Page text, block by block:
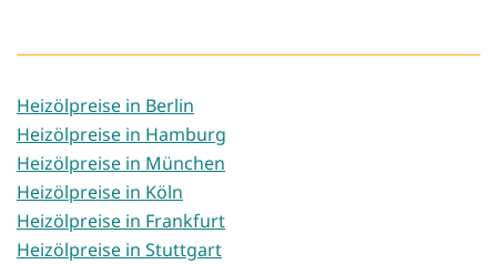
Heizölpreise in Berlin
Heizölpreise in Hamburg
Heizölpreise in München
Heizölpreise in Köln
Heizölpreise in Frankfurt
Heizölpreise in Stuttgart